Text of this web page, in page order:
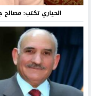
الحياري تكتب: مصالح